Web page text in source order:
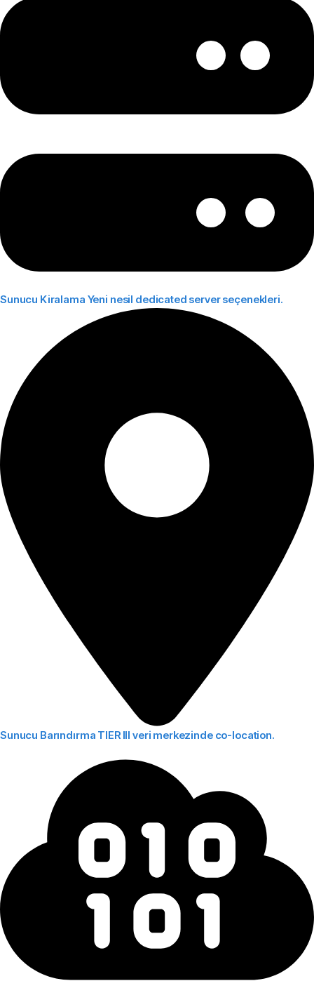
Sunucu Kiralama Yeni nesil dedicated server seçenekleri.
Sunucu Barındırma TIER III veri merkezinde co-location.